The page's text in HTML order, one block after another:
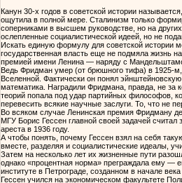
Канун 30-х годов в советской истории
ощутила в полной мере. Сталинизм только
соперниками в высшем руководстве, но на
ослепленные социалистической идеей, но не
Искать единую формулу для советской истории
государственная власть еще не подмяла жизнь
премией имени Ленина — наряду с
Ведь Фридман умер (от брюшного тифа) в 1925-
Вселенной. Фактически он понял
математика. Наградили Фридмана, правда, не
теорий попала под удар партийных философов,
перевесить всякие научные заслуги. То, что не
Во всяком случае Ленинская премия Фридману
МГУ Борис Гессен главной своей задачей
ареста в 1936 году.
А чтобы понять, почему Гессен взял на себя
вместе, разделяя и социалистические идеалы,
Затем на несколько лет их жизненные пути
однако «процентная норма» преграждала ему —
институте в Петрограде, созданном в начале
Гессен учился на экономическом факультете